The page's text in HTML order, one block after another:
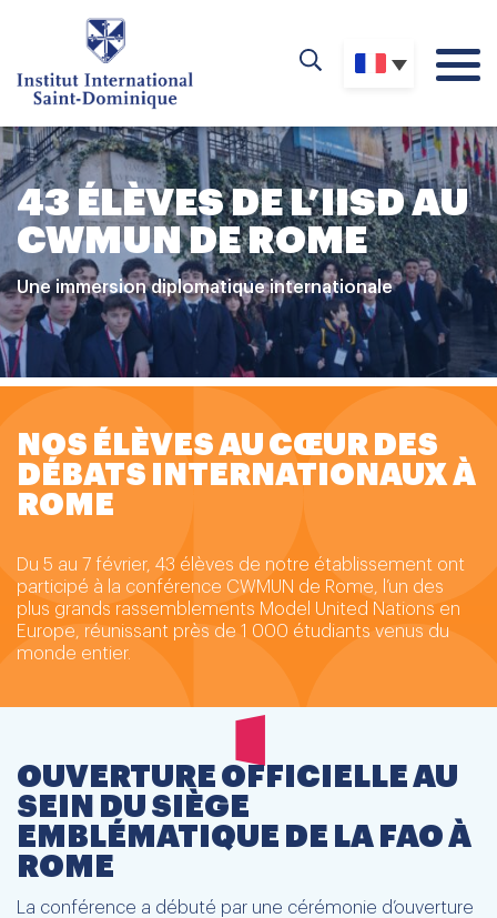
43 ÉLÈVES DE L’IISD AU
CWMUN DE ROME
Une immersion diplomatique internationale
NOS ÉLÈVES AU CŒUR DES
DÉBATS INTERNATIONAUX À
ROME
Du 5 au 7 février, 43 élèves de notre établissement ont
participé à la conférence CWMUN de Rome, l’un des
plus grands rassemblements Model United Nations en
Europe, réunissant près de 1 000 étudiants venus du
monde entier.
OUVERTURE OFFICIELLE AU
SEIN DU SIÈGE
EMBLÉMATIQUE DE LA FAO À
ROME
La conférence a débuté par une cérémonie d’ouverture